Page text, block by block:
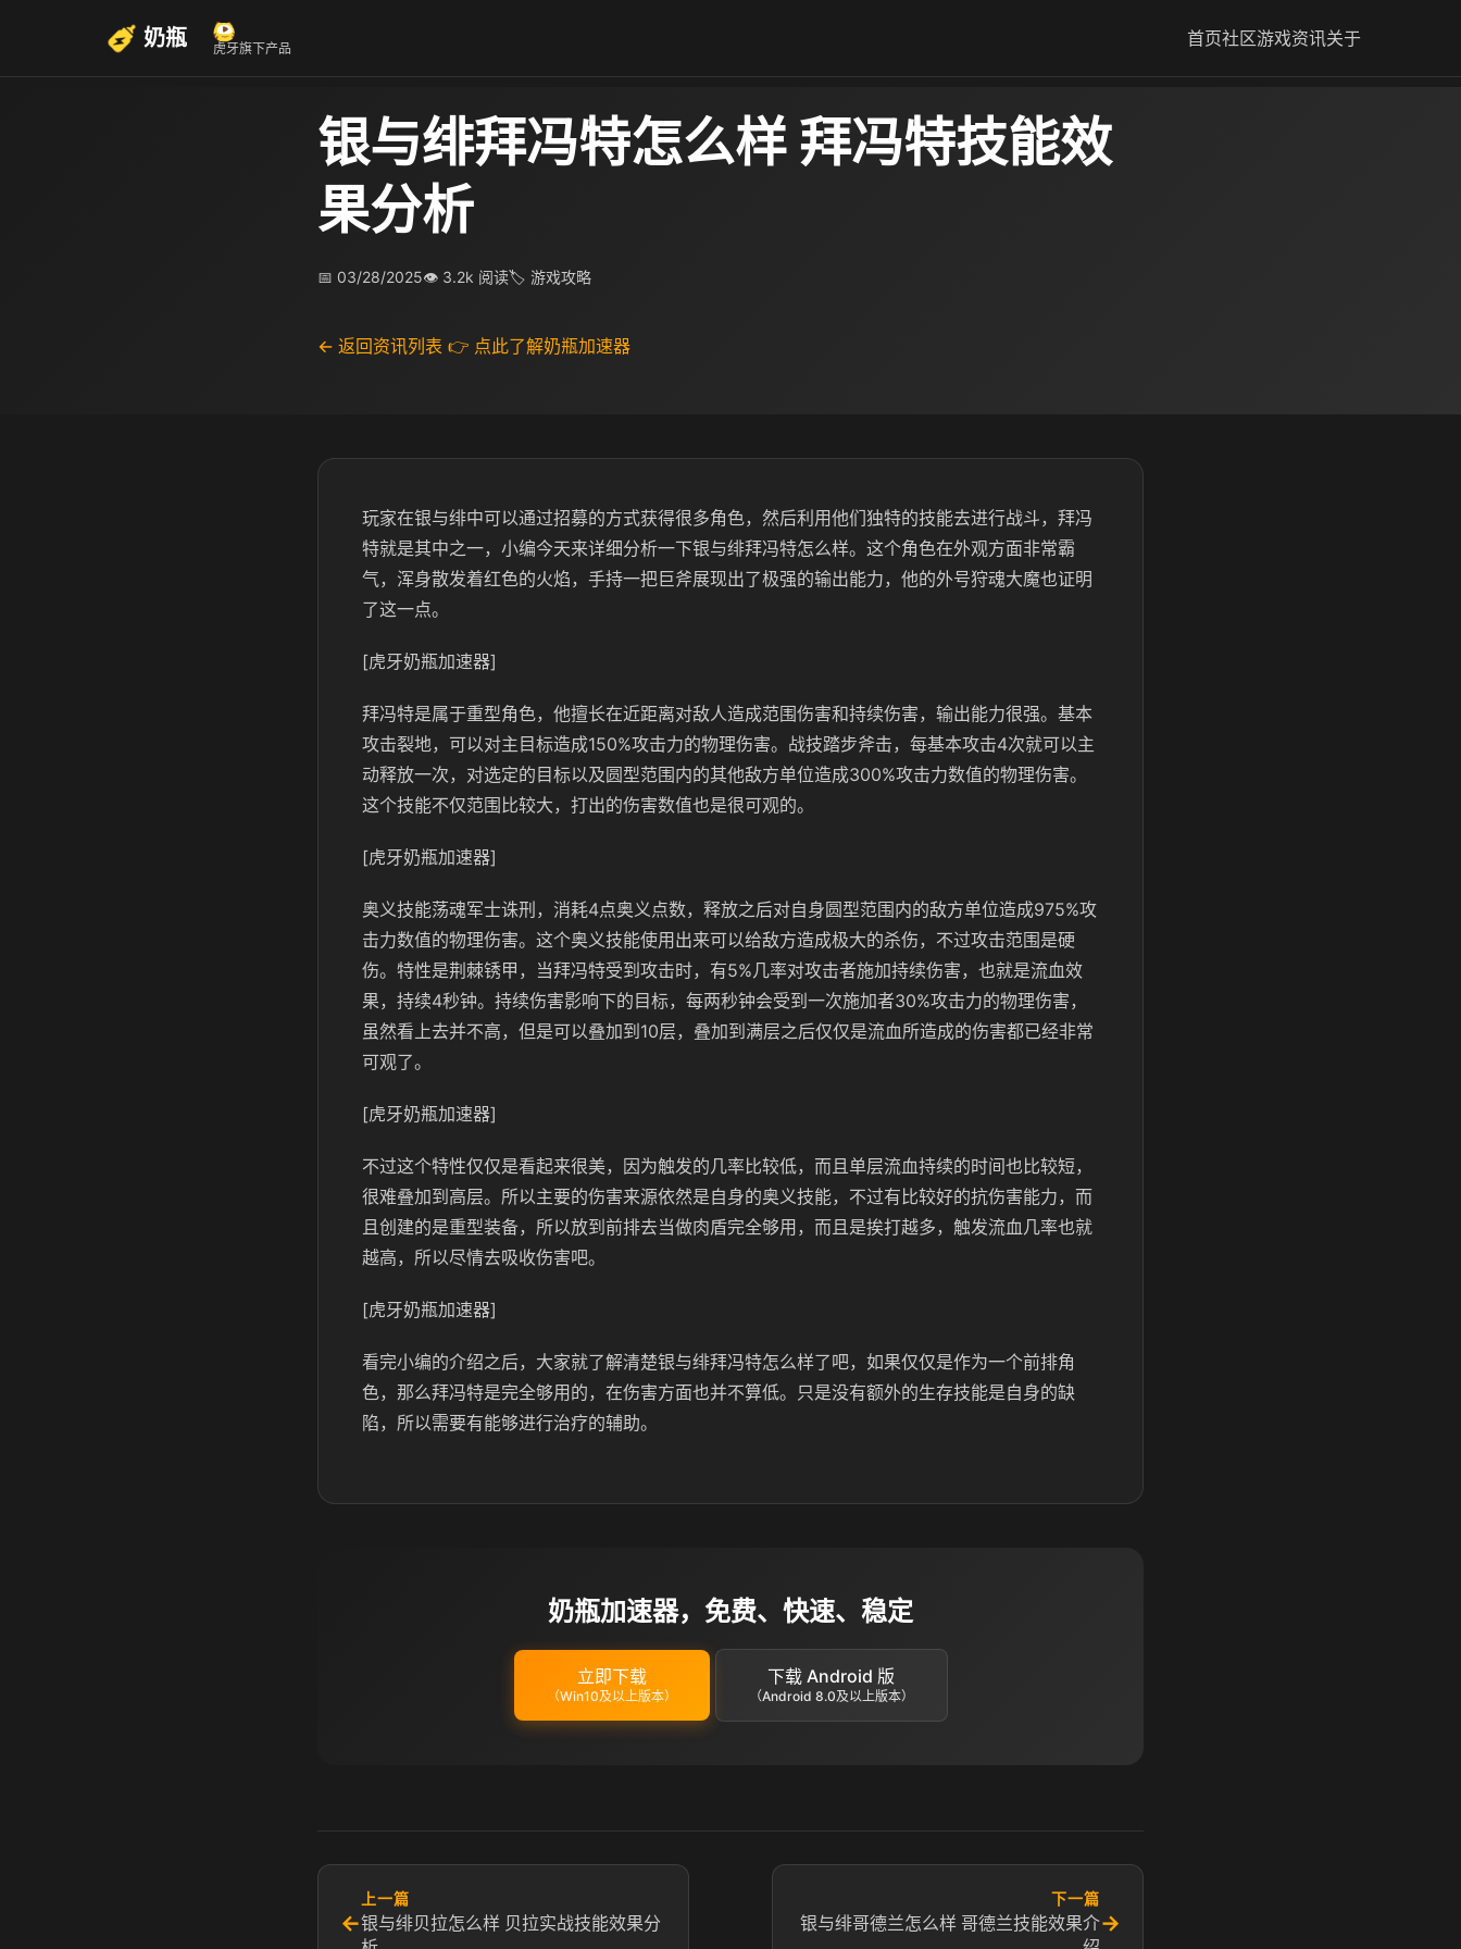
奶瓶 虎牙旗下产品 首页社区游戏资讯关于
银与绯拜冯特怎么样 拜冯特技能效
果分析
📅 03/28/2025👁 3.2k 阅读🏷 游戏攻略
← 返回资讯列表 👉 点此了解奶瓶加速器
玩家在银与绯中可以通过招募的方式获得很多角色，然后利用他们独特的技能去进行战斗，拜冯
特就是其中之一，小编今天来详细分析一下银与绯拜冯特怎么样。这个角色在外观方面非常霸
气，浑身散发着红色的火焰，手持一把巨斧展现出了极强的输出能力，他的外号狩魂大魔也证明
了这一点。
[虎牙奶瓶加速器]
拜冯特是属于重型角色，他擅长在近距离对敌人造成范围伤害和持续伤害，输出能力很强。基本
攻击裂地，可以对主目标造成150%攻击力的物理伤害。战技踏步斧击，每基本攻击4次就可以主
动释放一次，对选定的目标以及圆型范围内的其他敌方单位造成300%攻击力数值的物理伤害。
这个技能不仅范围比较大，打出的伤害数值也是很可观的。
[虎牙奶瓶加速器]
奥义技能荡魂军士诛刑，消耗4点奥义点数，释放之后对自身圆型范围内的敌方单位造成975%攻
击力数值的物理伤害。这个奥义技能使用出来可以给敌方造成极大的杀伤，不过攻击范围是硬
伤。特性是荆棘锈甲，当拜冯特受到攻击时，有5%几率对攻击者施加持续伤害，也就是流血效
果，持续4秒钟。持续伤害影响下的目标，每两秒钟会受到一次施加者30%攻击力的物理伤害，
虽然看上去并不高，但是可以叠加到10层，叠加到满层之后仅仅是流血所造成的伤害都已经非常
可观了。
[虎牙奶瓶加速器]
不过这个特性仅仅是看起来很美，因为触发的几率比较低，而且单层流血持续的时间也比较短，
很难叠加到高层。所以主要的伤害来源依然是自身的奥义技能，不过有比较好的抗伤害能力，而
且创建的是重型装备，所以放到前排去当做肉盾完全够用，而且是挨打越多，触发流血几率也就
越高，所以尽情去吸收伤害吧。
[虎牙奶瓶加速器]
看完小编的介绍之后，大家就了解清楚银与绯拜冯特怎么样了吧，如果仅仅是作为一个前排角
色，那么拜冯特是完全够用的，在伤害方面也并不算低。只是没有额外的生存技能是自身的缺
陷，所以需要有能够进行治疗的辅助。
奶瓶加速器，免费、快速、稳定
立即下载
（Win10及以上版本）
下载 Android 版
（Android 8.0及以上版本）
←
上一篇
银与绯贝拉怎么样 贝拉实战技能效果分
下一篇
银与绯哥德兰怎么样 哥德兰技能效果介→